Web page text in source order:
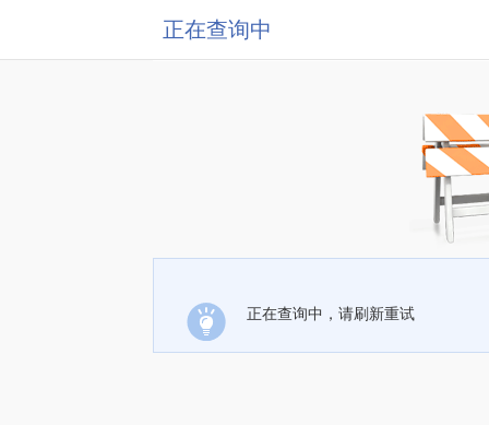
正在查询中
正在查询中，请刷新重试